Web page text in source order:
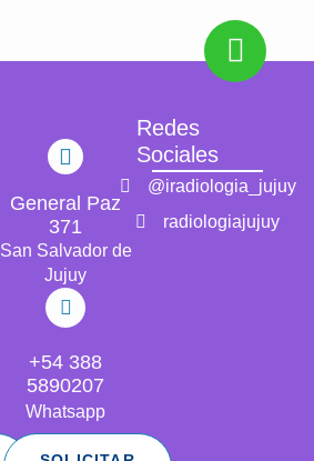
General Paz
371
San Salvador de
Jujuy
+54 388
5890207
Whatsapp
Redes
Sociales
@iradiologia_jujuy
radiologiajujuy